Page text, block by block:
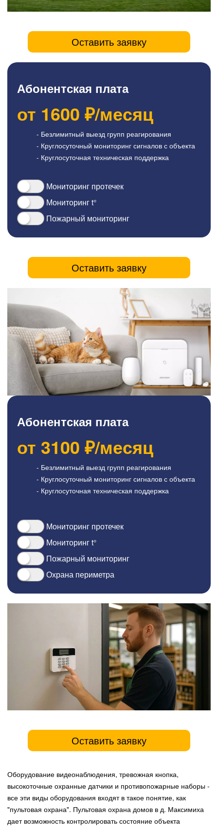
Оставить заявку
Абонентская плата
от 1600 ₽/месяц
- Безлимитный выезд групп реагирования
- Круглосуточный мониторинг сигналов с объекта
- Круглосуточная техническая поддержка
Мониторинг протечек
Мониторинг t°
Пожарный мониторинг
Оставить заявку
Абонентская плата
от 3100 ₽/месяц
- Безлимитный выезд групп реагирования
- Круглосуточный мониторинг сигналов с объекта
- Круглосуточная техническая поддержка
Мониторинг протечек
Мониторинг t°
Пожарный мониторинг
Охрана периметра
Оставить заявку
Оборудование видеонаблюдения, тревожная кнопка,
высокоточные охранные датчики и противопожарные наборы -
все эти виды оборудования входят в такое понятие, как
"пультовая охрана". Пультовая охрана домов в д. Максимиха
дает возможность контролировать состояние объекта